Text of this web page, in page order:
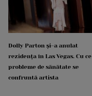
Dolly Parton și-a anulat
rezidența în Las Vegas. Cu ce
probleme de sănătate se
confruntă artista